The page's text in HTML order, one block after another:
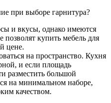
при выборе гарнитура?
и вкусы, однако имеются
позволят купить мебель для
цене.
на пространство. Кухня
и если площадь
разместить большой
на минимальном наборе,
качеством.